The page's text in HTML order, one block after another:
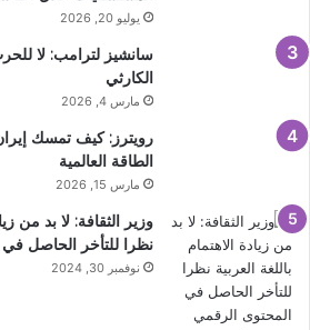
يوليو 20, 2026
سانشيز لترامب: لا
الكارثي
مارس 4, 2026
رويترز: كيف تمسك
الطاقة العالمية
مارس 15, 2026
وزير الثقافة: لا بد من
نظرا للتأخر الحاصل في
نوفمبر 30, 2024